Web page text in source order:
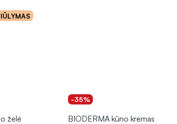
želė
-35%
BIODERMA kūno kremas